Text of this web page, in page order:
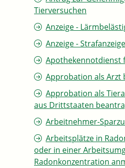
Tierversuchen
Anzeige -
Anzeige -
Apothekennotdienst
Approbation als Arzt
Approbation als
aus Drittstaaten
Arbeitnehmer-
Arbeitsplätze in
oder in einer
Radonkonzentration